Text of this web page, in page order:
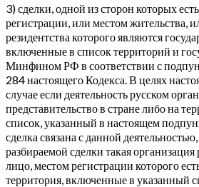
3) сделки, одной из сторон которых
регистрации, или местом жительства,
резидентства которого являются
включенные в список территорий и
Минфином РФ в соответствии с
284 настоящего Кодекса. В целях
случае если деятельность русском
представительство в стране либо на
список, указанный в настоящем
сделка связана с данной
разбираемой сделки такая организация
лицо, местом регистрации которого
территория, включенные в указанный